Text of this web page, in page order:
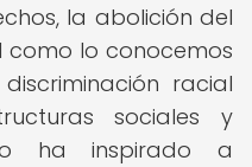
la abolición del
como lo conocemos
racial
sociales y
ha inspirado a